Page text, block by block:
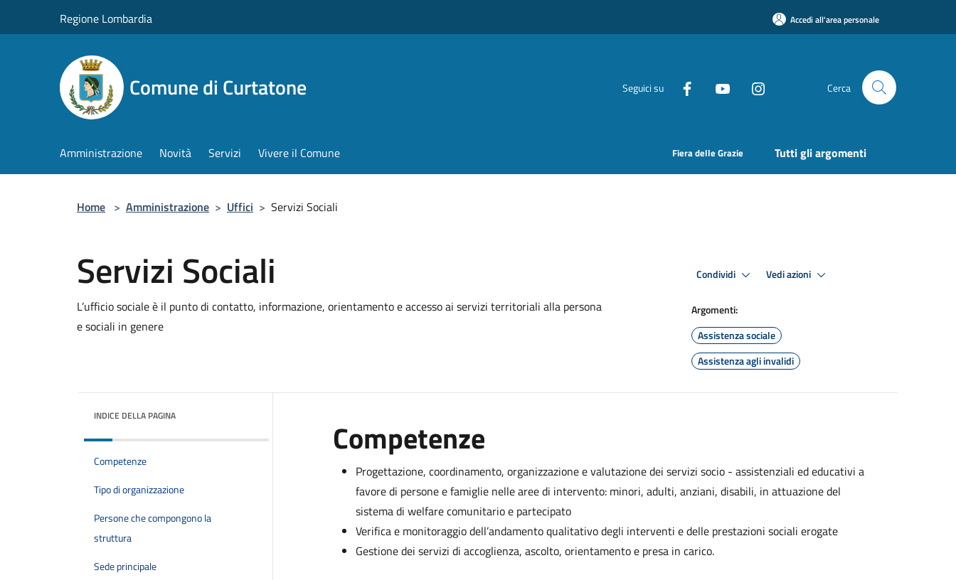
Regione Lombardia Accedi all'area personale
Comune di Curtatone Seguici su Cerca
Amministrazione Novità Servizi Vivere il Comune Fiera delle Grazie Tutti gli argomenti
Home > Amministrazione > Uffici > Servizi Sociali
Servizi Sociali
L’ufficio sociale è il punto di contatto, informazione, orientamento e accesso ai servizi territoriali alla persona
e sociali in genere
Condividi Vedi azioni
Argomenti:
Assistenza sociale
Assistenza agli invalidi
INDICE DELLA PAGINA
Competenze
Tipo di organizzazione
Persone che compongono la
struttura
Sede principale
Competenze
Progettazione, coordinamento, organizzazione e valutazione dei servizi socio - assistenziali ed educativi a
favore di persone e famiglie nelle aree di intervento: minori, adulti, anziani, disabili, in attuazione del
sistema di welfare comunitario e partecipato
Verifica e monitoraggio dell’andamento qualitativo degli interventi e delle prestazioni sociali erogate
Gestione dei servizi di accoglienza, ascolto, orientamento e presa in carico.